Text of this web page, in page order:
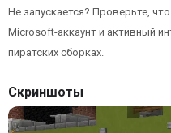
Не запускается? Проверьте,
Microsoft-аккаунт и активный
пиратских сборках.
Скриншоты